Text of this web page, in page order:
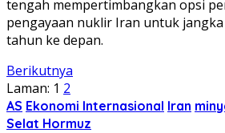
tengah mempertimbangkan opsi
pengayaan nuklir Iran untuk
tahun ke depan.
Berikutnya
Laman: 1 2
AS Ekonomi Internasional Iran
Selat Hormuz